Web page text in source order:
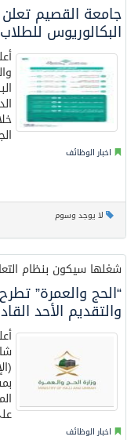
جامعة القصيم
البكالوريوس
اخبار الوظائف
لا يوجد وسوم
شغلها سيكون بنظام
والتقديم الأحد
اخبار الوظائف